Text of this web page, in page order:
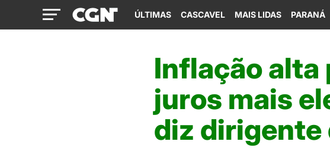
ÚLTIMAS CASCAVEL MAIS LIDAS PARANÁ
Inflação alta
juros mais
diz dirigente